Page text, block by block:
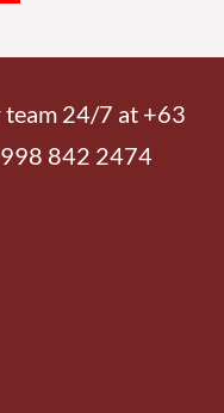
24/7 at +63
842 2474